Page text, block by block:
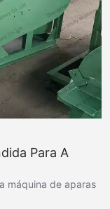
Para A
máquina de aparas